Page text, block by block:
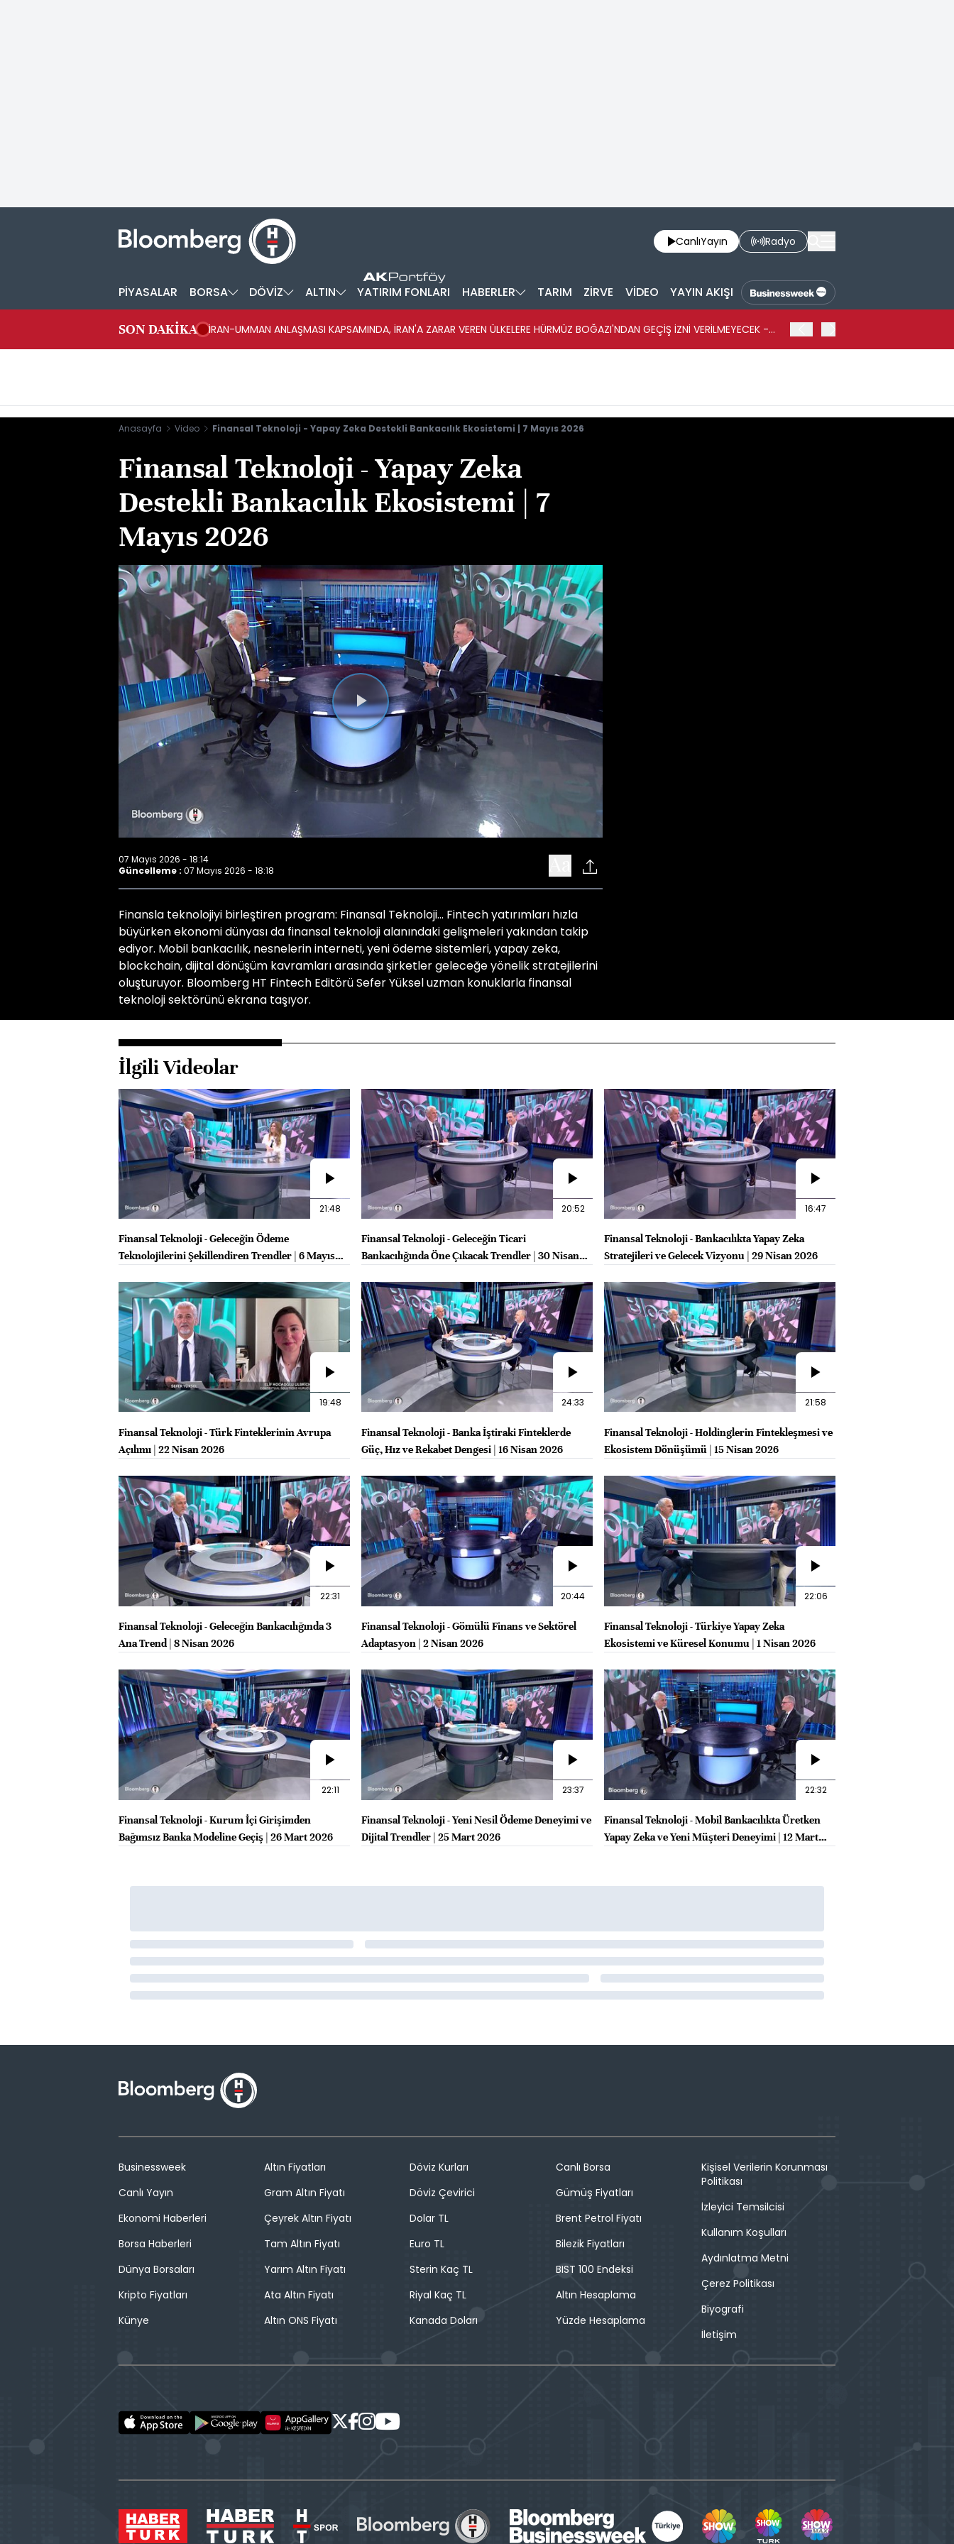
CanlıYayın Radyo
PİYASALAR BORSA DÖVİZ ALTIN YATIRIM FONLARI HABERLER TARIM ZİRVE VİDEO YAYIN AKIŞI
SON DAKİKA
İRAN-UMMAN ANLAŞMASI KAPSAMINDA, İRAN'A ZARAR VEREN ÜLKELERE HÜRMÜZ BOĞAZI'NDAN GEÇİŞ İZNİ VERİLMEYECEK -
Anasayfa Video Finansal Teknoloji - Yapay Zeka Destekli Bankacılık Ekosistemi | 7 Mayıs 2026
Finansal Teknoloji - Yapay Zeka
Destekli Bankacılık Ekosistemi | 7
Mayıs 2026
Videoyu
Oynat
07 Mayıs 2026 - 18:14
Güncelleme : 07 Mayıs 2026 - 18:18
Finansla teknolojiyi birleştiren program: Finansal Teknoloji... Fintech yatırımları hızla
büyürken ekonomi dünyası da finansal teknoloji alanındaki gelişmeleri yakından takip
ediyor. Mobil bankacılık, nesnelerin interneti, yeni ödeme sistemleri, yapay zeka,
blockchain, dijital dönüşüm kavramları arasında şirketler geleceğe yönelik stratejilerini
oluşturuyor. Bloomberg HT Fintech Editörü Sefer Yüksel uzman konuklarla finansal
teknoloji sektörünü ekrana taşıyor.
İlgili Videolar
21:48
Finansal Teknoloji - Geleceğin Ödeme
Teknolojilerini Şekillendiren Trendler | 6 Mayıs
20:52
Finansal Teknoloji - Geleceğin Ticari
Bankacılığında Öne Çıkacak Trendler | 30 Nisan
16:47
Finansal Teknoloji - Bankacılıkta Yapay Zeka
Stratejileri ve Gelecek Vizyonu | 29 Nisan 2026
19:48
Finansal Teknoloji - Türk Finteklerinin Avrupa
Açılımı | 22 Nisan 2026
24:33
Finansal Teknoloji - Banka İştiraki Finteklerde
Güç, Hız ve Rekabet Dengesi | 16 Nisan 2026
21:58
Finansal Teknoloji - Holdinglerin Fintekleşmesi ve
Ekosistem Dönüşümü | 15 Nisan 2026
22:31
Finansal Teknoloji - Geleceğin Bankacılığında 3
Ana Trend | 8 Nisan 2026
20:44
Finansal Teknoloji - Gömülü Finans ve Sektörel
Adaptasyon | 2 Nisan 2026
22:06
Finansal Teknoloji - Türkiye Yapay Zeka
Ekosistemi ve Küresel Konumu | 1 Nisan 2026
22:11
Finansal Teknoloji - Kurum İçi Girişimden
Bağımsız Banka Modeline Geçiş | 26 Mart 2026
23:37
Finansal Teknoloji - Yeni Nesil Ödeme Deneyimi ve
Dijital Trendler | 25 Mart 2026
22:32
Finansal Teknoloji - Mobil Bankacılıkta Üretken
Yapay Zeka ve Yeni Müşteri Deneyimi | 12 Mart
Businessweek
Canlı Yayın
Ekonomi Haberleri
Borsa Haberleri
Dünya Borsaları
Kripto Fiyatları
Künye
Altın Fiyatları
Gram Altın Fiyatı
Çeyrek Altın Fiyatı
Tam Altın Fiyatı
Yarım Altın Fiyatı
Ata Altın Fiyatı
Altın ONS Fiyatı
Döviz Kurları
Döviz Çevirici
Dolar TL
Euro TL
Sterin Kaç TL
Riyal Kaç TL
Kanada Doları
Canlı Borsa
Gümüş Fiyatları
Brent Petrol Fiyatı
Bilezik Fiyatları
BIST 100 Endeksi
Altın Hesaplama
Yüzde Hesaplama
Kişisel Verilerin Korunması
Politikası
İzleyici Temsilcisi
Kullanım Koşulları
Aydınlatma Metni
Çerez Politikası
Biyografi
İletişim